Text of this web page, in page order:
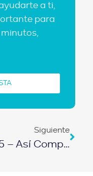
a ti,
para
Siguiente
E295 – Así Compré 19 Apartamentos Sin Dejar Mi Empleo